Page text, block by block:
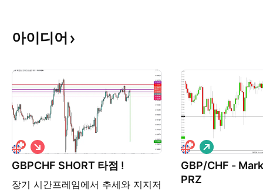
아이디어
GBPCHF SHORT 타점 !
장기 시간프레임에서 추세와 지지저
숏
GBP/CHF -
PRZ
롱